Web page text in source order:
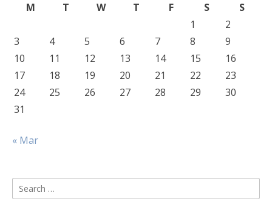
M
T W T F S
S
1
2
3
4 5 6 7 8
9
10
11 12 13 14 15
16
17
18 19 20 21 22
23
24
25 26 27 28 29
30
31
« Mar
Search
for: